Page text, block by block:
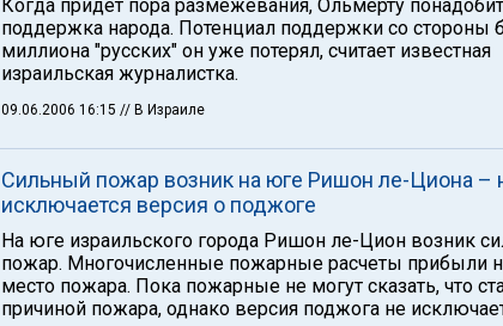
Когда придет пора размежевания, Ольмерту
поддержка народа. Потенциал поддержки со стороны
миллиона "русских" он уже потерял, считает известная
израильская журналистка.
09.06.2006 16:15 // В Израиле
Сильный пожар возник на юге Ришон ле-Циона –
исключается версия о поджоге
На юге израильского города Ришон ле-Цион возник
пожар. Многочисленные пожарные расчеты прибыли
место пожара. Пока пожарные не могут сказать, что
причиной пожара, однако версия поджога не